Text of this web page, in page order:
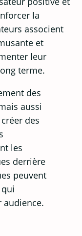
la
associent
et
leur
terme.
des
aussi
des
les
derrière
peuvent
audience.